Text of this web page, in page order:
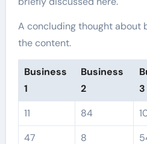
A concluding thought about
the content.
Business
1
Business
2
3
11
84
47
8